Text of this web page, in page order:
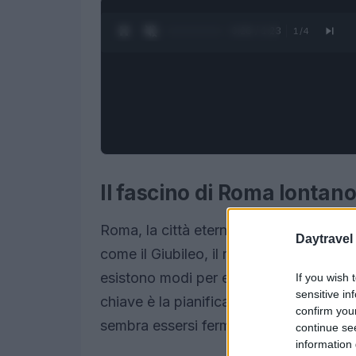
Daytravel
If you wish
sensitive
confirm
continue
information
0:27 / 1:23 1 /4
Il fascino di Roma
Roma, la città eterna, è un luogo di
come il Giubileo, il rischio di
esistono modi per esplorare la
chiave è la pianificazione e la
sembra essersi fermato e l’autenticità